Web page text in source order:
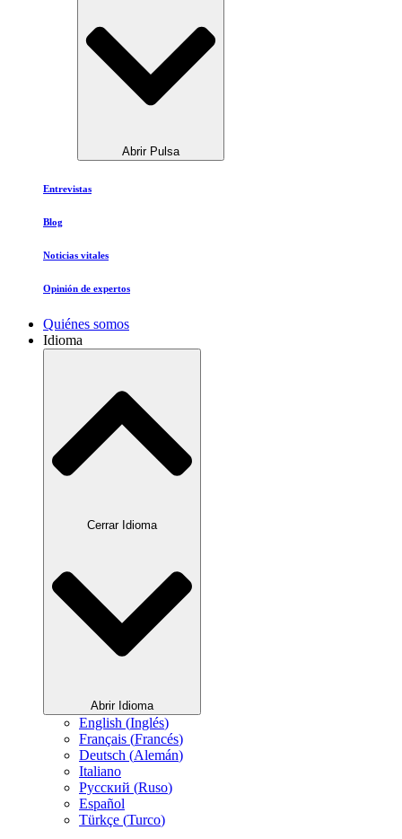
Abrir Pulsa
Entrevistas
Blog
Noticias vitales
Opinión de expertos
Quiénes somos
Idioma
Cerrar Idioma
Abrir Idioma
English (Inglés)
Français (Francés)
Deutsch (Alemán)
Italiano
Русский (Ruso)
Español
Türkçe (Turco)